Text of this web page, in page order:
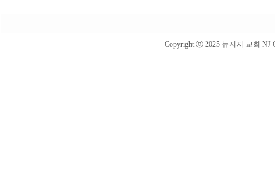
Copyright ⓒ 2025 뉴저지 교회 NJ